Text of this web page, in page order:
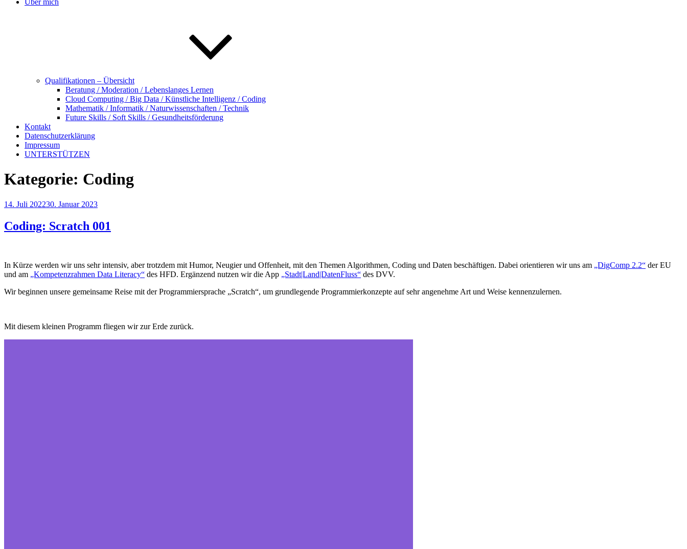
Über mich
Qualifikationen – Übersicht
Beratung / Moderation / Lebenslanges Lernen
Cloud Computing / Big Data / Künstliche Intelligenz / Coding
Mathematik / Informatik / Naturwissenschaften / Technik
Future Skills / Soft Skills / Gesundheitsförderung
Kontakt
Datenschutzerklärung
Impressum
UNTERSTÜTZEN
Kategorie: Coding
Veröffentlicht
14. Juli 202230. Januar 2023
Coding: Scratch 001
In Kürze werden wir uns sehr intensiv, aber trotzdem mit Humor, Neugier und Offenheit, mit den Themen Algorithmen, Coding und Daten beschäftigen. Dabei orientieren wir uns am „DigComp 2.2“ der EU
und am „Kompetenzrahmen Data Literacy“ des HFD. Ergänzend nutzen wir die App „Stadt|Land|DatenFluss“ des DVV.
Wir beginnen unsere gemeinsame Reise mit der Programmiersprache „Scratch“, um grundlegende Programmierkonzepte auf sehr angenehme Art und Weise kennenzulernen.
Mit diesem kleinen Programm fliegen wir zur Erde zurück.